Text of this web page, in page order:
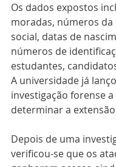
Os dados expostos
moradas, números da
social, datas de
números de
estudantes,
A universidade já
investigação forense
determinar a
Depois de uma
verificou-se que os